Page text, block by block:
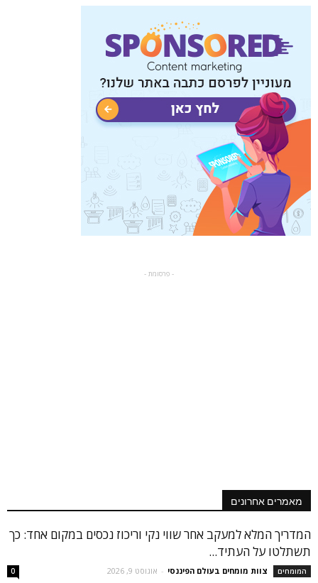
- פרסומת -
מאמרים אחרונים
המדריך המלא למעקב אחר שווי נקי וריכוז נכסים במקום אחד: כך
תשתלטו על העתיד...
המומחים צוות מומחים בעולם הפיננסי - אוגוסט 9, 2026 0